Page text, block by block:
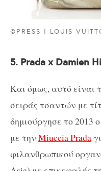
©PRESS | LOUIS
5. Prada x Damien
Και όμως, αυτό είναι
σειράς τσαντών με
δημιούργησε το 2013
με την Miuccia Prada
φιλανθρωπικού